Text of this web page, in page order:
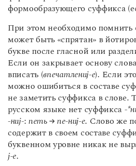
Словари русского языка как
Справочники
Правила русской орфографии и
Русский язык. Краткий теоретический
для школьников
Письмовник
Словарь-справочник трудностей
Справочник по фразеологии
Азбучные истины
Словарь-справочник непростые слова
Все справочники портала
Управление в русском языке
Словарь русских имён
Словарь методических
Правила русской орфографии
(1956)
Фонетика. Орфоэпия. Графика
Звук и буква
Фонетическая транскрипция
Образование гласных и
Гласные звуки и гласные буквы
Согласные звуки и согласные
Глухие и звонкие согласные
Позиционное оглушение /
Отражение глухости/
письме
Твердые и мягкие согласные
Предмет морфемики. Морфема.
гласных и согласных в
Классификация морфем
Корень
Словообразующие морфемы:
суффикс
Формообразующие морфемы:
формообразующий суффикс
Формообразующий суффикс.
глагольной основы
формообразующего суффикса
При этом необходимо помнить
может быть «спрятан» в
букве после гласной или
Если он закрывает основу
вписать (впечатлениj-е). Если
можно ошибиться в составе
не заметить суффикса в слове.
русском языке нет суффикса -
-ниj-: петь → пе-ниj-е. Слово же
содержит в своем составе
буквенном уровне никак не
j-е.